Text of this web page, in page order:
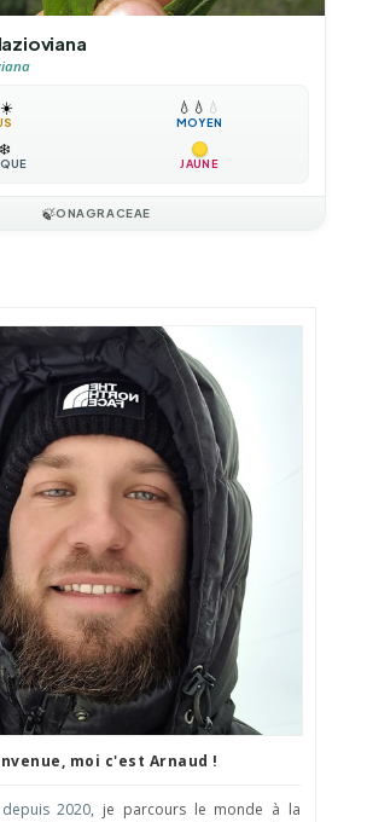
☀️ 💧 💧 💧
MOYEN
❄️
JAUNE
🍃ONAGRACEAE
moi c'est Arnaud !
2020, je parcours le monde à la